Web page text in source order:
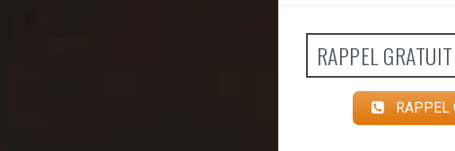
RAPPEL GRATUIT
RAPPEL